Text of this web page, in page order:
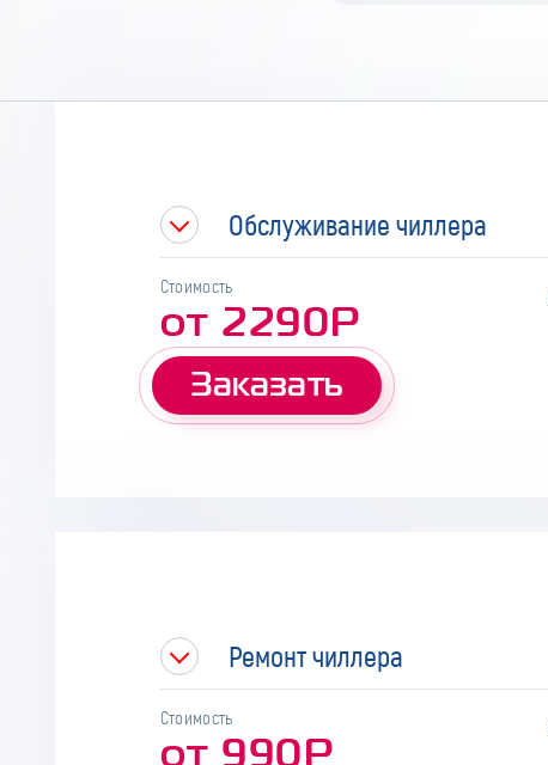
Обслуживание чиллера
Стоимость
от 2290Р
Заказать
Ремонт чиллера
Стоимость
от 990Р